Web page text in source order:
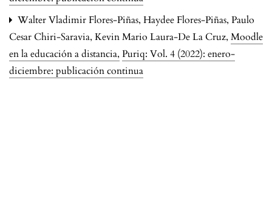
Walter Vladimir Flores-Piñas, Haydee Flores-Piñas, Paulo
Cesar Chiri-Saravia, Kevin Mario Laura-De La Cruz, Moodle
en la educación a distancia, Puriq: Vol. 4 (2022): enero-
diciembre: publicación continua